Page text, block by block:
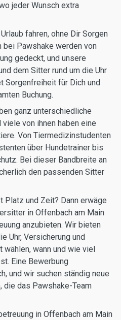
jeder Wunsch extra
fahren, ohne Dir Sorgen
bei Pawshake werden von
gedeckt, und unsere
dem Sitter rund um die Uhr
Sorgenfreiheit für Dich und
Buchung.
ganz unterschiedliche
von ihnen haben eine
Von Tiermedizinstudenten
über Hundetrainer bis
Bei dieser Bandbreite an
den passenden Sitter
Platz und Zeit? Dann erwäge
in Offenbach am Main
anzubieten. Wir bieten
Uhr, Versicherung und
wann und wie viel
Eine Bewerbung
und wir suchen ständig neue
die das Pawshake-Team
in Offenbach am Main